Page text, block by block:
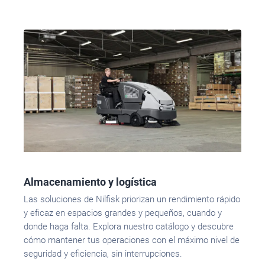
Almacenamiento y logística
Las soluciones de Nilfisk priorizan un rendimiento rápido
y eficaz en espacios grandes y pequeños, cuando y
donde haga falta. Explora nuestro catálogo y descubre
cómo mantener tus operaciones con el máximo nivel de
seguridad y eficiencia, sin interrupciones.